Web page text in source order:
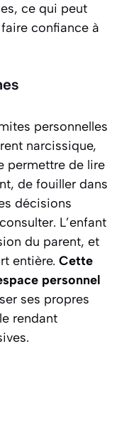
ce qui peut
confiance à
personnelles
narcissique,
permettre de lire
de fouiller dans
décisions
L’enfant
du parent, et
entière. Cette
personnel
ses propres
rendant